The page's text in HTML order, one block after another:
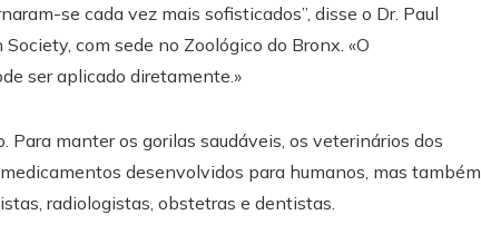
se cada vez mais sofisticados”, disse o Dr. Paul
com sede no Zoológico do Bronx. «O
ser aplicado diretamente.»
Para manter os gorilas saudáveis, os veterinários dos
desenvolvidos para humanos, mas também
radiologistas, obstetras e dentistas.